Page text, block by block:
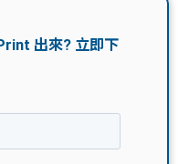
貸款
ge